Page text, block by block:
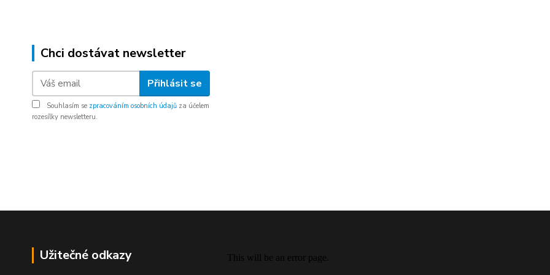
Chci dostávat newsletter
Přihlásit se
Souhlasím se zpracováním osobních údajů za účelem
rozesílky newsletteru.
Užitečné odkazy